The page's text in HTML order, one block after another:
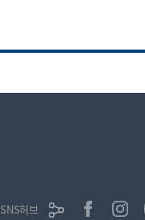
SNS허브